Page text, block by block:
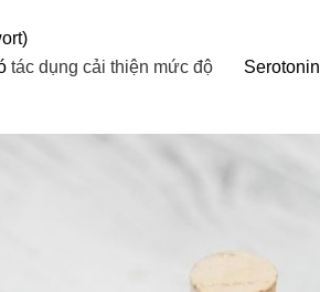
tác dụng cải thiện mức độ Serotonin